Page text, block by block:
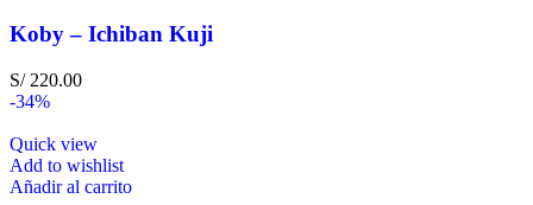
Koby – Ichiban Kuji
S/220.00
-34%
Quick view
Add to wishlist
Añadir al carrito